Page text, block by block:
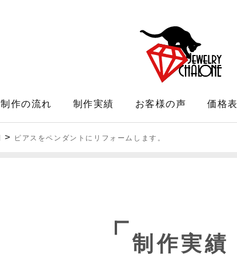
制作の流れ 制作実績 お客様の声 価格表
> ピアスをペンダントにリフォームします。
制作実績